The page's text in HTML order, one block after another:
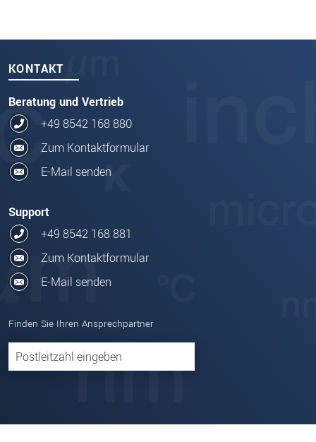
KONTAKT
Beratung und Vertrieb
+49 8542 168 880
Zum Kontaktformular
E-Mail senden
Support
+49 8542 168 881
Zum Kontaktformular
E-Mail senden
Finden Sie Ihren Ansprechpartner